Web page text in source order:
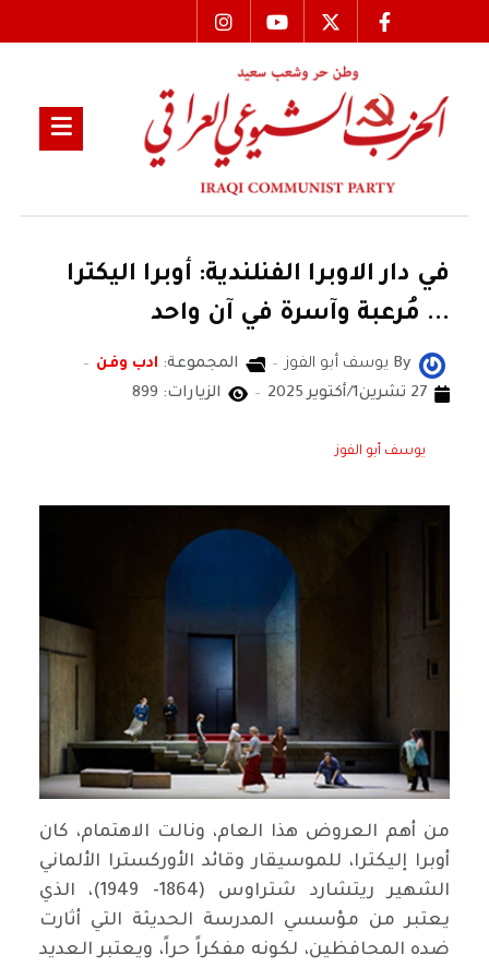
في دار الاوبرا الفنلندية: أوبرا اليكترا
... مُرعبة وآسرة في آن واحد
By يوسف أبو الفوز المجموعة: ادب وفن
27 تشرين1/أكتوير 2025
الزيارات: 899
يوسف أبو الفوز
من أهم العروض هذا العام، ونالت الاهتمام، كان
أوبرا إليكترا، للموسيقار وقائد الأوركسترا الألماني
الشهير ريتشارد شتراوس (1864- 1949)، الذي
يعتبر من مؤسسي المدرسة الحديثة التي أثارت
ضده المحافظين، لكونه مفكراً حراً، ويعتبر العديد